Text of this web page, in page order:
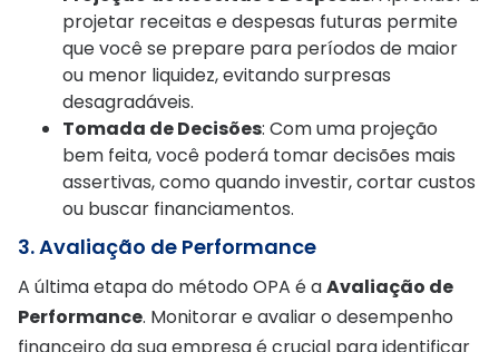
projetar receitas e despesas futuras permite
que você se prepare para períodos de maior
ou menor liquidez, evitando surpresas
desagradáveis.
Tomada de Decisões: Com uma projeção
bem feita, você poderá tomar decisões mais
assertivas, como quando investir, cortar custos
ou buscar financiamentos.
3. Avaliação de Performance
A última etapa do método OPA é aAvaliação de
Performance. Monitorar e avaliar o desempenho
financeiro da sua empresa é crucial para identificar